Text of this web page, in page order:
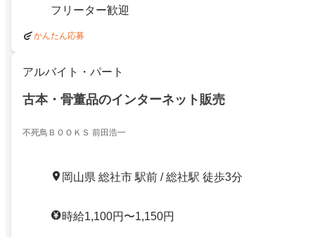
フリーター歓迎
かんたん応募
アルバイト・パート
古本・骨董品のインターネット販売
不死鳥ＢＯＯＫＳ 前田浩一
岡山県 総社市 駅前 / 総社駅 徒歩3分
時給1,100円〜1,150円